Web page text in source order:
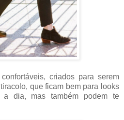
criados para serem
que ficam bem para looks
a dia, mas também podem te